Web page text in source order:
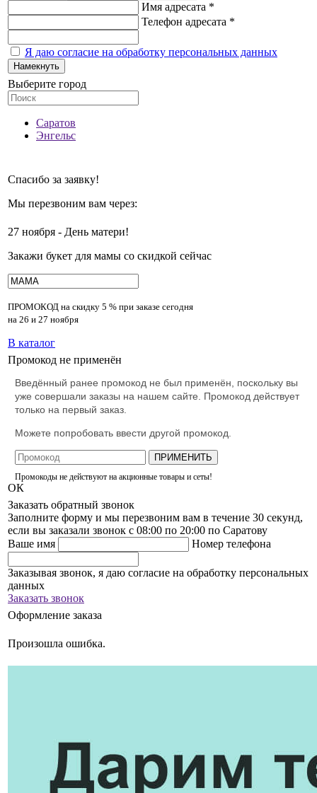
Имя адресата *
Телефон адресата *
Я даю согласие на обработку персональных данных
Намекнуть
Выберите город
Саратов
Энгельс
Спасибо за заявку!
Мы перезвоним вам через:
27 ноября - День матери!
Закажи букет для мамы со скидкой сейчас
ПРОМОКОД на скидку 5 % при заказе сегодня
на 26 и 27 ноября
В каталог
Промокод не применён
Введённый ранее промокод не был применён, поскольку вы
уже совершали заказы на нашем сайте. Промокод действует
только на первый заказ.
Можете попробовать ввести другой промокод.
ПРИМЕНИТЬ
Промокоды не действуют на акционные товары и сеты!
ОК
Заказать обратный звонок
Заполните форму и мы перезвоним вам в течение 30 секунд,
если вы заказали звонок с 08:00 по 20:00 по Саратову
Ваше имя
Номер телефона
Заказывая звонок, я даю согласие на обработку персональных
данных
Заказать звонок
Оформление заказа
Произошла ошибка.